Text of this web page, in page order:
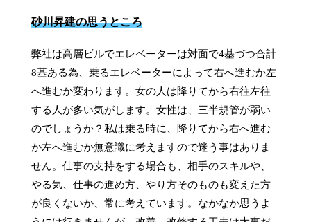
砂川昇建の思うところ
弊社は高層ビルでエレベーターは対面で4基づつ合計
8基ある為、乗るエレベーターによって右へ進むか左
へ進むか変わります。女の人は降りてから右往左往
する人が多い気がします。女性は、三半規管が弱い
のでしょうか？私は乗る時に、降りてから右へ進む
か左へ進むか無意識に考えますので迷う事はありま
せん。仕事の支持をする場合も、相手のスキルや、
やる気、仕事の進め方、やり方そのものも変えた方
が良くないか、常に考えています。なかなか思うよ